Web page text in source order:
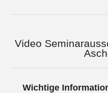
Video
Wichtige